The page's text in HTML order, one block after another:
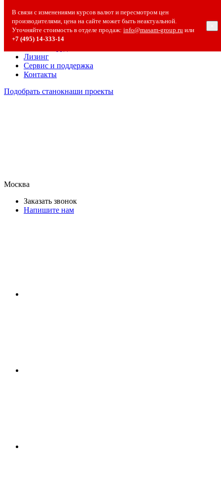
В связи с изменениями курсов валют и пересмотром цен
производителями, цена на сайте может быть неактуальной.
Уточняйте стоимость в отделе продаж: info@masam-group.ru или
+7 (495) 14‑333‑14
О компании
О компании
Полезная информация
Вакансии
Лизинг
Сервис и поддержка
Контакты
Подобрать станокнаши проекты
Москва
Заказать звонок
Напишите нам